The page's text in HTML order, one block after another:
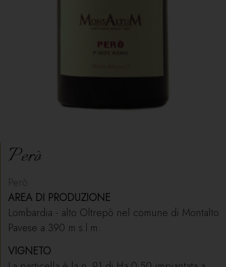
Però
Però
AREA DI PRODUZIONE
Lombardia - alto Oltrepò nel comune di Montalto
Pavese a 390 m s.l.m.
VIGNETO